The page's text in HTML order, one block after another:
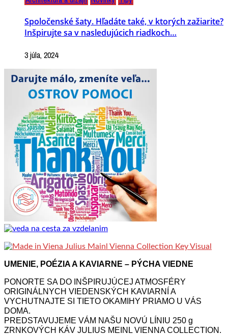
Spoločenské šaty. Hľadáte také, v ktorých zažiarite?
Inšpirujte sa v nasledujúcich riadkoch…
3 júla, 2024
UMENIE, POÉZIA A KAVIARNE – PÝCHA VIEDNE
PONORTE SA DO INŠPIRUJÚCEJ ATMOSFÉRY
ORIGINÁLNYCH VIEDENSKÝCH KAVIARNÍ A
VYCHUTNAJTE SI TIETO OKAMIHY PRIAMO U VÁS
DOMA.
PREDSTAVUJEME VÁM NAŠU NOVÚ LÍNIU 250 g
ZRNKOVÝCH KÁV JULIUS MEINL VIENNA COLLECTION.